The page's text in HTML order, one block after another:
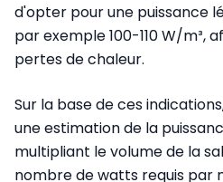
d'opter pour une puissance
par exemple 100-110 W/m³,
pertes de chaleur.
Sur la base de ces
une estimation de la
multipliant le volume de la
nombre de watts requis par